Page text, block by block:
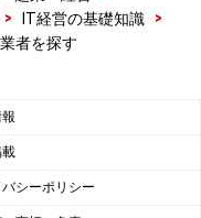
> IT経営の基礎知識
>
者を探す
載
シーポリシー